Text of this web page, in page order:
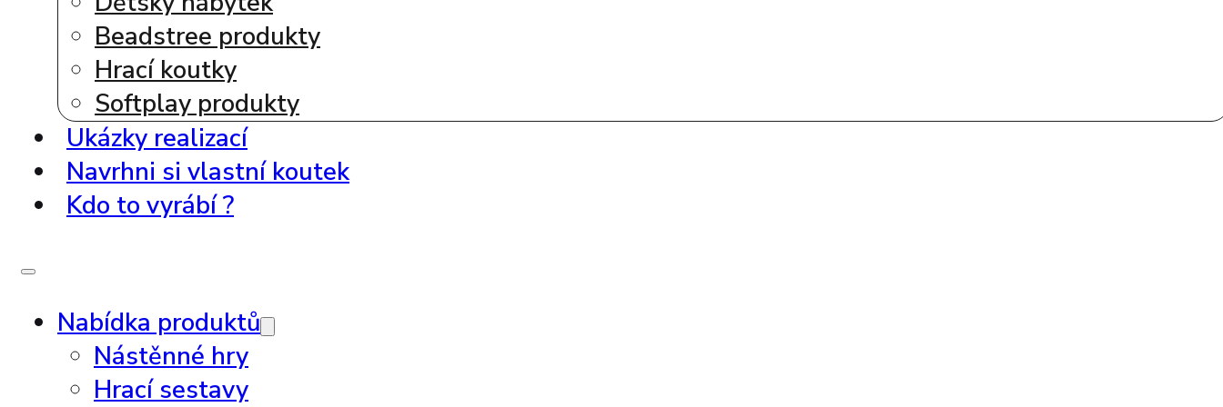
Beadstree produkty
Hrací koutky
Softplay produkty
Ukázky realizací
Navrhni si vlastní koutek
Kdo to vyrábí ?
Nabídka produktů
Nástěnné hry
Hrací sestavy